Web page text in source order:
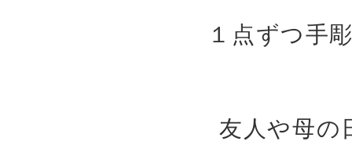
１点ずつ手
友人や母の